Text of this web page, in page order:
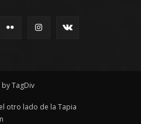
TagDiv
otro lado de la Tapia